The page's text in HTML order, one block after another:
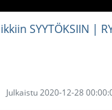
SYYTÖKSIIN |
Julkaistu 2020-12-28